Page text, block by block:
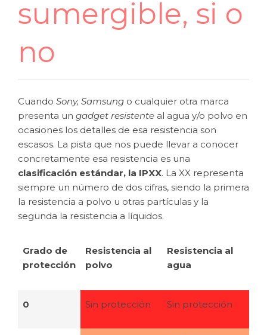
sumergible, si o
no
Cuando Sony, Samsung o cualquier otra marca
presenta un gadget resistente al agua y/o polvo en
ocasiones los detalles de esa resistencia son
escasos. La pista que nos puede llevar a conocer
concretamente esa resistencia es una
clasificación estándar, la IPXX. La XX representa
siempre un número de dos cifras, siendo la primera
la resistencia a polvo u otras partículas y la
segunda la resistencia a líquidos.
Grado de
protección
Resistencia al
polvo
Resistencia al
agua
0 Sin protección Sin protección